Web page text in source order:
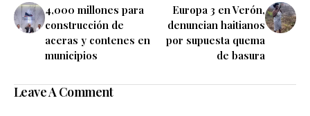
4,000 millones para
construcción de
aceras y contenes en
municipios
Europa 3 en Verón,
denuncian haitianos
por supuesta quema
de basura
Leave A Comment